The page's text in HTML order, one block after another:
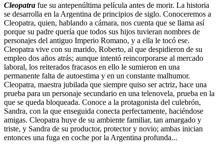
Cleopatra fue su antepenúltima película antes de morir. La historia
se desarrolla en la Argentina de principios de siglo. Conoceremos a
Cleopatra, quien, hablando a cámara, nos cuenta que se llama así
porque su padre quería que todos sus hijos tuvieran nombres de
personajes del antiguo Imperio Romano, y a ella le tocó ese.
Cleopatra vive con su marido, Roberto, al que despidieron de su
empleo dos años atrás; aunque intentó reincorporarse al mercado
laboral, los reiterados fracasos en ello le sumieron en una
permanente falta de autoestima y en un constante malhumor.
Cleopatra, maestra jubilada que siempre quiso ser actriz, hace una
prueba para un personaje secundario en una telenovela, prueba en la
que se queda bloqueada. Conoce a la protagonista del culebrón,
Sandra, con la que enseguida conecta perfectamente, haciéndose
amigas. Cleopatra huye de su ambiente familiar, tan amargado y
triste, y Sandra de su productor, protector y novio; ambas inician
entonces una fuga en coche por la Argentina profunda...